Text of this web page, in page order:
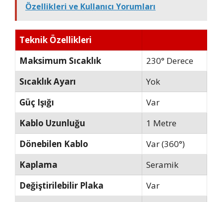
Özellikleri ve Kullanıcı Yorumları
Teknik Özellikleri
Maksimum Sıcaklık
230° Derece
Sıcaklık Ayarı
Yok
Güç Işığı
Var
Kablo Uzunluğu
1 Metre
Dönebilen Kablo
Var (360°)
Kaplama
Seramik
Değiştirilebilir Plaka
Var